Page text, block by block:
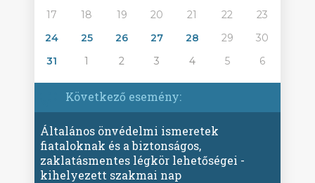
17
18 19 20 21 22
23
24
25 26 27 28 29
30
31
1 2 3 4 5 6
Következő esemény:
Általános önvédelmi ismeretek
fiataloknak és a biztonságos,
zaklatásmentes légkör lehetőségei -
kihelyezett szakmai nap